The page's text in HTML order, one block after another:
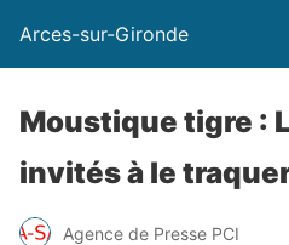
Arces-sur-Gironde
Moustique tigre :
invités à le
Agence de Presse PCI